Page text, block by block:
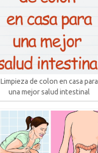
Limpieza de colon en casa para
una mejor salud intestinal